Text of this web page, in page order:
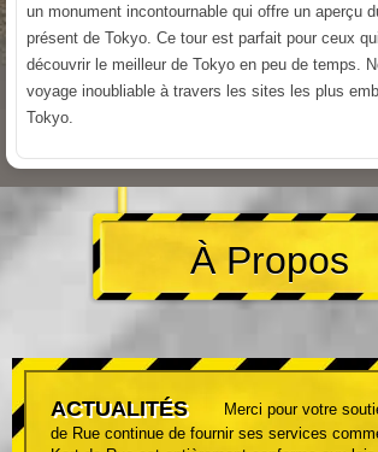
un monument incontournable qui offre un aperçu
présent de Tokyo. Ce tour est parfait pour ceux
découvrir le meilleur de Tokyo en peu de temps.
voyage inoubliable à travers les sites les plus
Tokyo.
À Propos
ACTUALITÉS
Merci pour votre
de Rue continue de fournir ses services